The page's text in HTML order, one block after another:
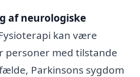
af neurologiske
kan være
personer med tilstande
Parkinsons sygdom